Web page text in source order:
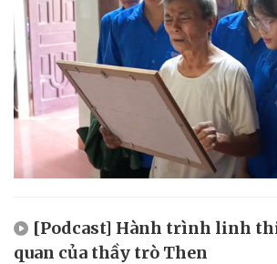
[Podcast] Hành trình linh
quan của thầy trò Then